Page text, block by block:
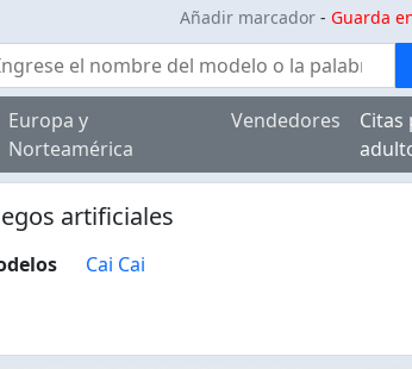
Añadir marcador - Guarda
Europa y
Norteamérica
Vendedores
Citas
artificiales
Cai Cai